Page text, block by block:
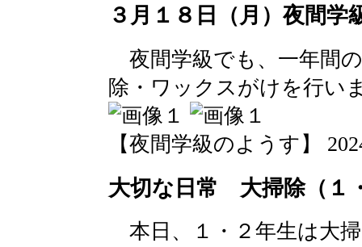
３月１８日（月）夜間
夜間学級でも、一年間
除・ワックスがけを行い
【夜間学級のようす】
大切な日常 大掃除（１
本日、１・２年生は大